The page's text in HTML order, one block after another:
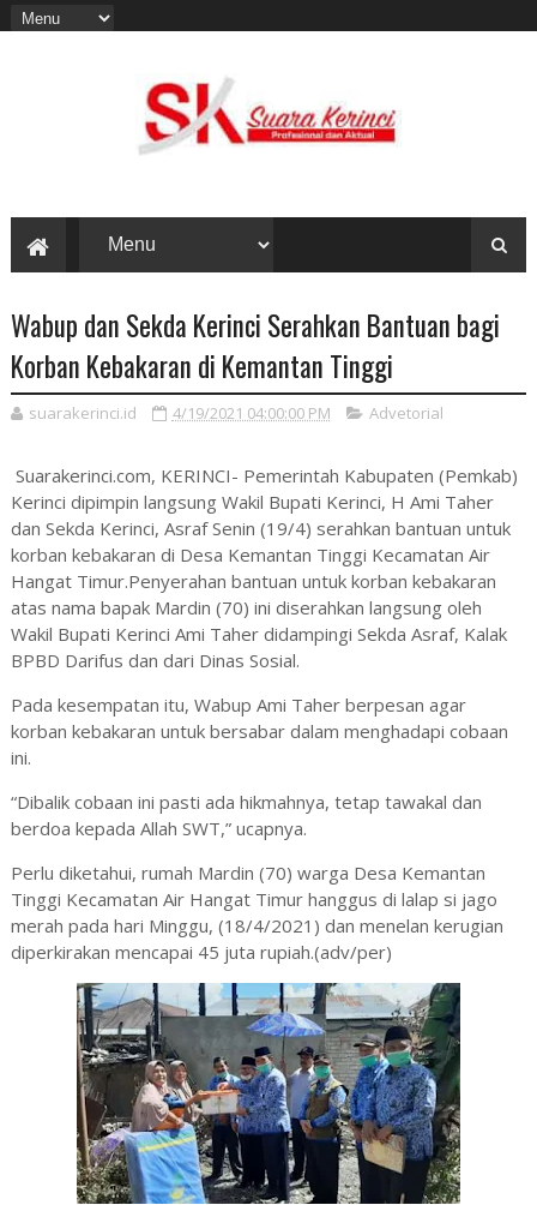
Wabup dan Sekda Kerinci Serahkan Bantuan bagi
Korban Kebakaran di Kemantan Tinggi
suarakerinci.id 4/19/2021 04:00:00 PM Advetorial
Suarakerinci.com, KERINCI- Pemerintah Kabupaten (Pemkab)
Kerinci dipimpin langsung Wakil Bupati Kerinci, H Ami Taher
dan Sekda Kerinci, Asraf Senin (19/4) serahkan bantuan untuk
korban kebakaran di Desa Kemantan Tinggi Kecamatan Air
Hangat Timur.Penyerahan bantuan untuk korban kebakaran
atas nama bapak Mardin (70) ini diserahkan langsung oleh
Wakil Bupati Kerinci Ami Taher didampingi Sekda Asraf, Kalak
BPBD Darifus dan dari Dinas Sosial.
Pada kesempatan itu, Wabup Ami Taher berpesan agar
korban kebakaran untuk bersabar dalam menghadapi cobaan
ini.
“Dibalik cobaan ini pasti ada hikmahnya, tetap tawakal dan
berdoa kepada Allah SWT,” ucapnya.
Perlu diketahui, rumah Mardin (70) warga Desa Kemantan
Tinggi Kecamatan Air Hangat Timur hanggus di lalap si jago
merah pada hari Minggu, (18/4/2021) dan menelan kerugian
diperkirakan mencapai 45 juta rupiah.(adv/per)